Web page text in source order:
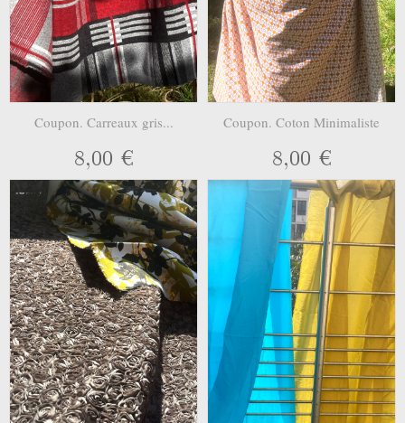
Coupon. Carreaux gris...
8,00 €
Coupon. Coton Minimaliste
8,00 €